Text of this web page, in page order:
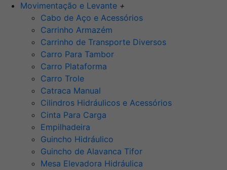
Movimentação e Levante +
Cabo de Aço e Acessórios
Carrinho Armazém
Carrinho de Transporte Diversos
Carro Para Tambor
Carro Plataforma
Carro Trole
Catraca Manual
Cilindros Hidráulicos e Acessórios
Cinta Para Carga
Empilhadeira
Guincho Hidráulico
Guincho de Alavanca Tifor
Mesa Elevadora Hidráulica